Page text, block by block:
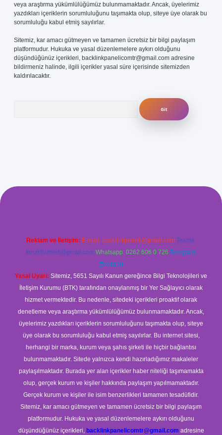
veya araştırma yükümlülüğümüz bulunmamaktadır. Ancak, üyelerimiz
yazdıkları içeriklerin sorumluluğunu taşımakta olup, siteye üye olarak bu
sorumluluğu kabul etmiş sayılırlar.
Sitemiz, kar amacı gütmeyen ve tamamen ücretsiz bir bilgi paylaşım
platformudur. Hukuka ve yasal düzenlemelere aykırı olduğunu
düşündüğünüz içerikleri, backlinkpanelicomtr@gmail.com adresine
bildirmeniz halinde, ilgili içerikler yasal süre içerisinde sitemizden
kaldırılacaktır.
Reklam ve İletişim: E-mail: backlinkpaneli@gmail.com Teams:
forumhizmeti@gmail.com Whatsapp: 0262 606 0 726 Telegram:
@karabul
Yasal Uyarı: Sitemiz, 5651 Sayılı Kanun gereğince Bilgi Teknolojileri ve
İletişim Kurumu (BTK) tarafından onaylanmış bir Yer Sağlayıcı olarak
hizmet vermektedir. Bu nedenle, sitedeki içerikleri proaktif olarak
denetleme veya araştırma yükümlülüğümüz bulunmamaktadır. Ancak,
üyelerimiz yazdıkları içeriklerin sorumluluğunu taşımakta olup, siteye
üye olarak bu sorumluluğu kabul etmiş sayılırlar. Bu internet sitesi,
herhangi bir marka, kurum veya şahıs şirketi ile hiçbir bağlantısı
bulunmamaktadır. Sitede yalnızca kendi hazırladığımız makaleler
paylaşılmaktadır. Burada yer alan içerikler haber niteliği taşımamakta
olup, gerçek kurum ve kişiler hakkında paylaşım yapılmamaktadır.
Gerçek kurum ve kişiler ile isim benzerlikleri tamamen tesadüfidir.
Sitemiz, kar amacı gütmeyen ve tamamen ücretsiz bir bilgi paylaşım
platformudur. Hukuka ve yasal düzenlemelere aykırı olduğunu
düşündüğünüz içerikleri, backlinkpanelicomtr@gmail.com adresine